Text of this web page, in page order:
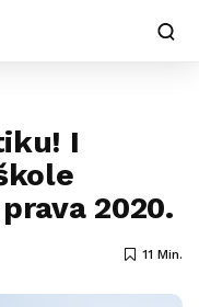
I
2020.
11 Min.